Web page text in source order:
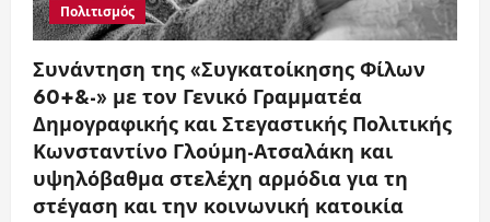
Πολιτισμός
Συνάντηση της «Συγκατοίκησης Φίλων
60+&-» με τον Γενικό Γραμματέα
Δημογραφικής και Στεγαστικής Πολιτικής
Κωνσταντίνο Γλούμη-Ατσαλάκη και
υψηλόβαθμα στελέχη αρμόδια για τη
στέγαση και την κοινωνική κατοικία